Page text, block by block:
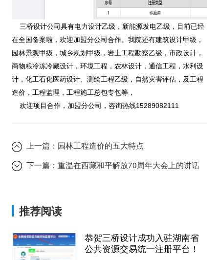
三桥设计公司具有电力设计乙级，新能源发电乙级，目前已经
在全国备案啦，欢迎加盟分公司合作。我院还有建筑设计甲级，
园林景观甲级，城乡规划甲级，岩土工程勘察乙级，市政设计，
商物粮冷冻冷藏设计，环境工程，农林设计，通信工程，水利设
计，化工石化医药设计、测绘工程乙级，自然灾害评估，及工程
造价，工程监理，工程施工总包专包等，
欢迎项目合作，加盟分公司，咨询热线15289082111
上一篇： 园林工程造价的五大特点
下一篇：重温在西藏和平解放70周年大会上的讲话
推荐阅读
恭贺三桥设计成功入驻湖南省
公共资源交易统一注册平台！